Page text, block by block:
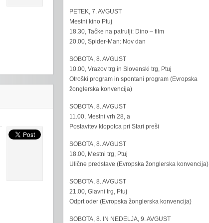
PETEK, 7. AVGUST
Mestni kino Ptuj
18.30, Tačke na patrulji: Dino – film
20.00, Spider-Man: Nov dan
SOBOTA, 8. AVGUST
10.00, Vrazov trg in Slovenski trg, Ptuj
Otroški program in spontani program (Evropska
žonglerska konvencija)
SOBOTA, 8. AVGUST
11.00, Mestni vrh 28, a
Postavitev klopotca pri Stari preši
SOBOTA, 8. AVGUST
18.00, Mestni trg, Ptuj
Ulične predstave (Evropska žonglerska konvencija)
SOBOTA, 8. AVGUST
21.00, Glavni trg, Ptuj
Odprt oder (Evropska žonglerska konvencija)
SOBOTA, 8. IN NEDELJA, 9. AVGUST